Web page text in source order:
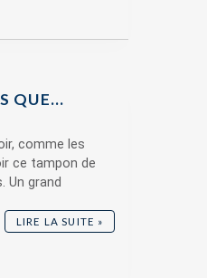
QUE…
comme les
ce tampon de
Un grand
LIRE LA SUITE »